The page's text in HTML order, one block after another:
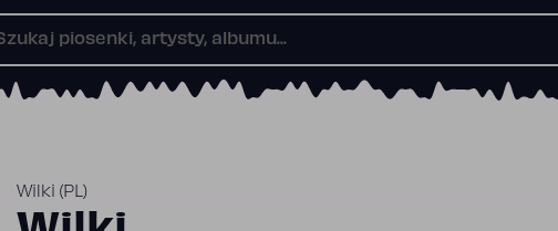
Wilki (PL)